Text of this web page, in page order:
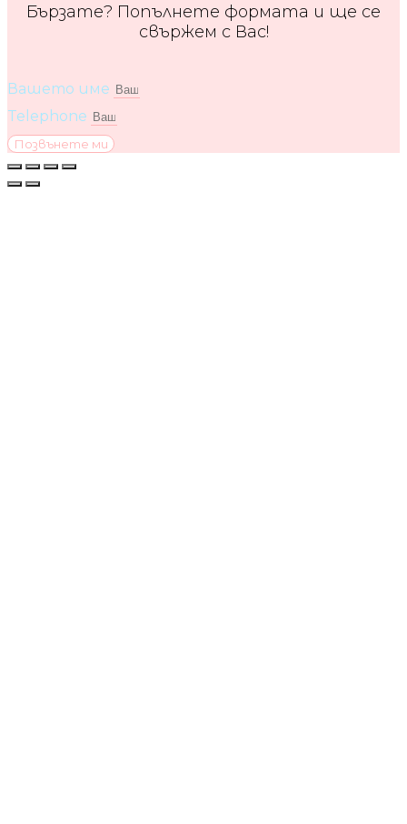
Бързате? Попълнете формата и ще се
свържем с Вас!
Вашето име
Telephone
Позвънете ми